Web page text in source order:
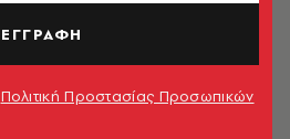
ΕΓΓΡΑΦΗ
Πολιτική Προστασίας Προσωπικών